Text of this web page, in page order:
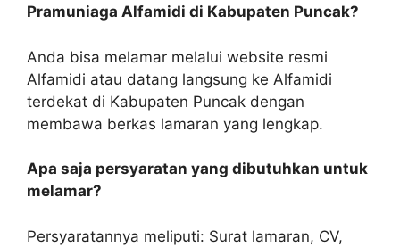
Pramuniaga Alfamidi di Kabupaten Puncak?
Anda bisa melamar melalui website resmi
Alfamidi atau datang langsung ke Alfamidi
terdekat di Kabupaten Puncak dengan
membawa berkas lamaran yang lengkap.
Apa saja persyaratan yang dibutuhkan untuk
melamar?
Persyaratannya meliputi: Surat lamaran, CV,